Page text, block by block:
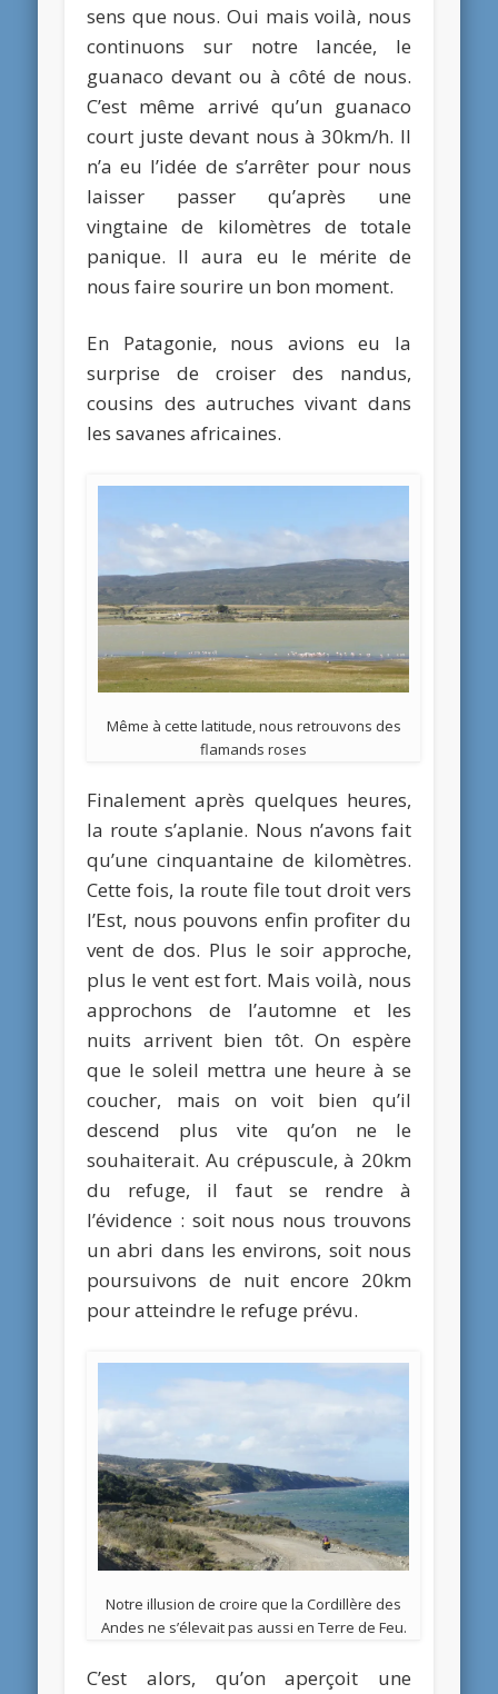
sens que nous. Oui mais voilà, nous
continuons sur notre lancée, le
guanaco devant ou à côté de nous.
C’est même arrivé qu’un guanaco
court juste devant nous à 30km/h. Il
n’a eu l’idée de s’arrêter pour nous
laisser passer qu’après une
vingtaine de kilomètres de totale
panique. Il aura eu le mérite de
nous faire sourire un bon moment.
En Patagonie, nous avions eu la
surprise de croiser des nandus,
cousins des autruches vivant dans
les savanes africaines.
Même à cette latitude, nous retrouvons des
flamands roses
Finalement après quelques heures,
la route s’aplanie. Nous n’avons fait
qu’une cinquantaine de kilomètres.
Cette fois, la route file tout droit vers
l’Est, nous pouvons enfin profiter du
vent de dos. Plus le soir approche,
plus le vent est fort. Mais voilà, nous
approchons de l’automne et les
nuits arrivent bien tôt. On espère
que le soleil mettra une heure à se
coucher, mais on voit bien qu’il
descend plus vite qu’on ne le
souhaiterait. Au crépuscule, à 20km
du refuge, il faut se rendre à
l’évidence : soit nous nous trouvons
un abri dans les environs, soit nous
poursuivons de nuit encore 20km
pour atteindre le refuge prévu.
Notre illusion de croire que la Cordillère des
Andes ne s’élevait pas aussi en Terre de Feu.
C’est alors, qu’on aperçoit une